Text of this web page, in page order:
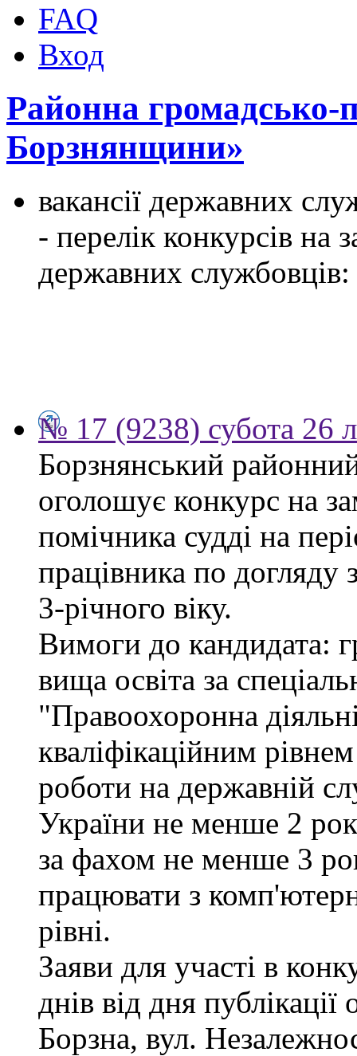
FAQ
Вход
Районна громадсько-
Борзнянщини»
вакансії державних
- перелік конкурсів на
державних службовців:
№ 17 (9238) субота 26
Борзнянський районний
оголошує конкурс на
помічника судді на
працівника по
3-річного віку.
Вимоги до кандидата:
вища освіта за
"Правоохоронна
кваліфікаційним
роботи на державній
України не менше 2
за фахом не менше 3
працювати з
рівні.
Заяви для участі в
днів від дня
Борзна, вул.